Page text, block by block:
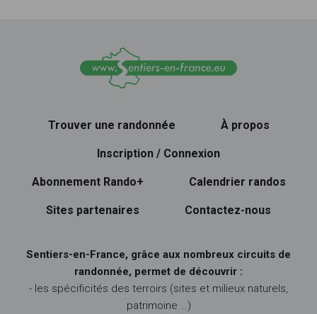
Trouver une randonnée À propos
Inscription / Connexion
Abonnement Rando+ Calendrier randos
Sites partenaires Contactez-nous
Sentiers-en-France, grâce aux nombreux circuits de
randonnée, permet de découvrir :
- les spécificités des terroirs (sites et milieux naturels,
patrimoine …)